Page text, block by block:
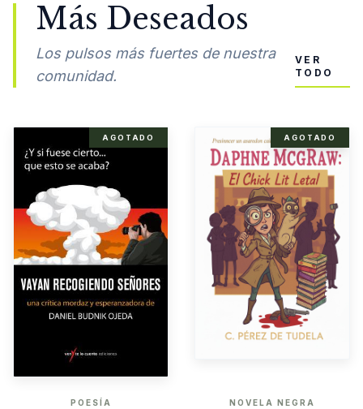
Más Deseados
Los pulsos más fuertes de nuestra
comunidad.
VER
TODO
AGOTADO
POESÍA
AGOTADO
NOVELA NEGRA